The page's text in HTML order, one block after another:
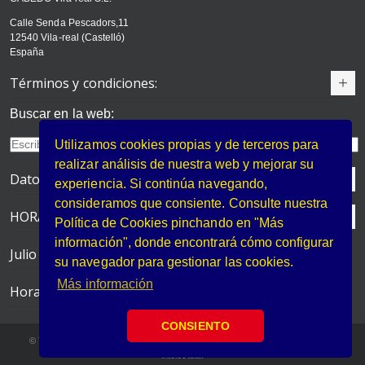
Utilizamos cookies propias y de terceros para
realizar análisis de nuestra web y mejorar su
experiencia. Si continúa navegando,
consideramos que consiente. Consulte nuestra
Política de Cookies pinchando en "Más
información", donde encontrará cómo configurar
su navegador para gestionar las cookies.
Más información
CONSIENTO
Calle Senda Pescadors,11
12540 Vila-real (Castelló)
España
Términos y condiciones:
Buscar en la web:
Datos de contacto
HORARIO DE VERANO
Julio y Agosto
Horario de atención
© Todos los contenidos de esta web están protegidos por la ley de propiedad